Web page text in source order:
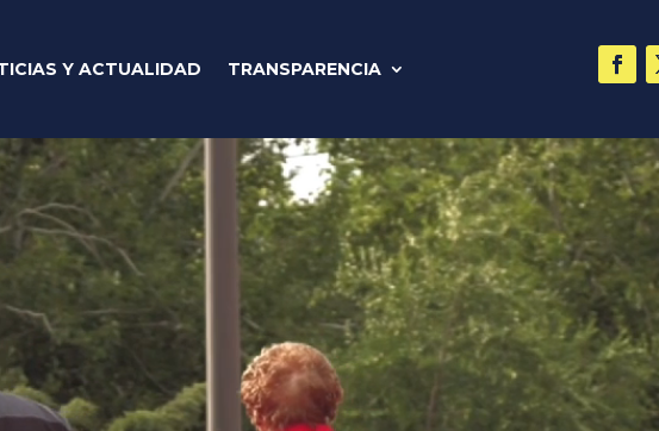
Y ACTUALIDAD TRANSPARENCIA